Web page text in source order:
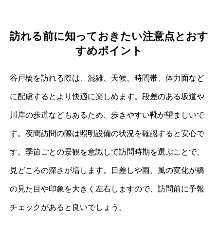
訪れる前に知っておきたい注意点とおす
すめポイント
谷戸橋を訪れる際は、混雑、天候、時間帯、体力面など
に配慮するとより快適に楽しめます。段差のある坂道や
川岸の歩道などもあるため、歩きやすい靴が望ましいで
す。夜間訪問の際は照明設備の状況を確認すると安心で
す。季節ごとの景観を意識して訪問時期を選ぶことで、
見どころの深さが増します。日差しや雨、風の変化が橋
の見た目や印象を大きく左右しますので、訪問前に予報
チェックがあると良いでしょう。